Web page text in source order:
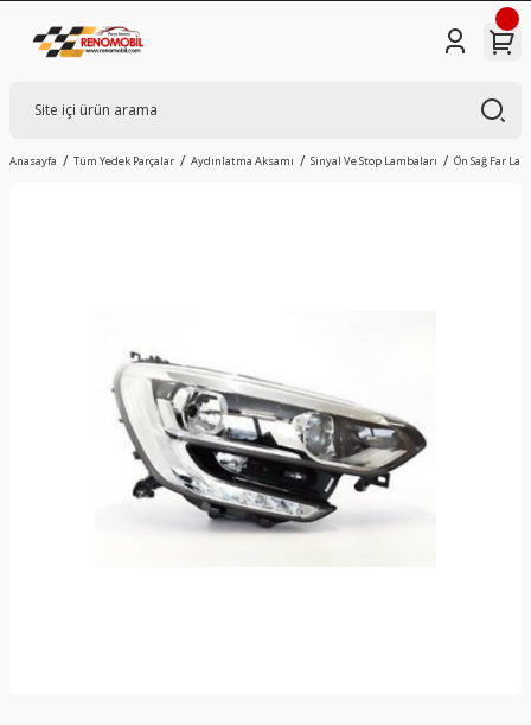
Anasayfa Tüm Yedek Parçalar Aydınlatma Aksamı Sinyal Ve Stop Lambaları Ön Sağ Far